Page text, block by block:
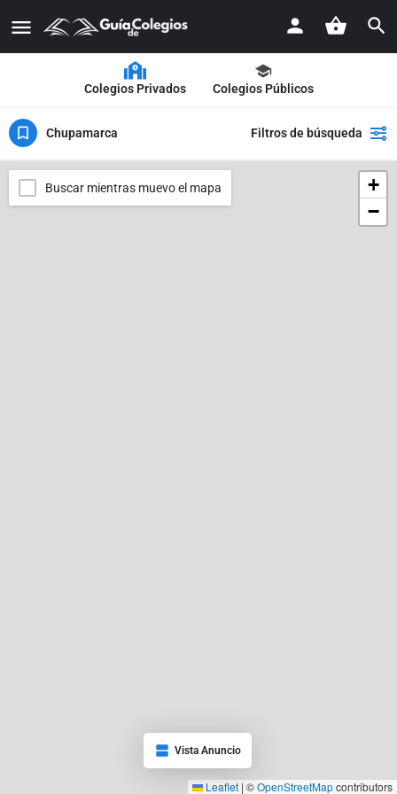
Colegios Privados Colegios Públicos
Chupamarca Filtros de búsqueda
+
−
Leaflet | ©OpenStreetMapcontributors
Buscar mientras muevo el mapa
Vista Anuncio